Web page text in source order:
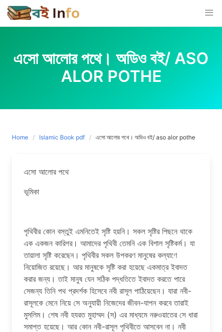
Skip
to
content
এসো আলোর পথে। অডিও বই/ ASO
ALOR POTHE
Home Islamic Book pdf এসো আলোর পথে। অডিও বই/ aso alor pothe
এসো আলোর পথে
ভূমিকা
পৃথিবীর কোন বস্তুই এমনিতেই সৃষ্টি হয়নি। সকল সৃষ্টির পিছনে থাকে
এক একজন কারিগর। আমাদের পৃথিবী তেমনি এক বিশাল সৃষ্টিকর্ম। যা
তায়ালা সৃষ্টি করেছেন। পৃথিবীর সকল উপকরণ মানুষের কল্যাণে
নিয়োজিত রয়েছে। আর মানুষকে সৃষ্টি করা হয়েছে একমাত্র ইবাদত
করার জন্য। তাই মানুষ যেন সঠিক পদ্ধতিতে ইবাদত করতে পারে
সেজন্য তিনি পথ প্রদর্শক হিসেবে নবী রাসূল পাঠিয়েছেন। যারা নবী-
রাসূলকে মেনে নিয়ে সে অনুযায়ী নিজেদের জীবন-যাপন করবে তারাই
মুসলিম। শেষ নবী হযরত মুহাম্মদ (স) এর মাধ্যমে নরুওয়াতের সে ধারা
সমাপ্ত হয়েছে। আর কোন নবী-রাসূল পৃথিবীতে আসবেন না। নবী